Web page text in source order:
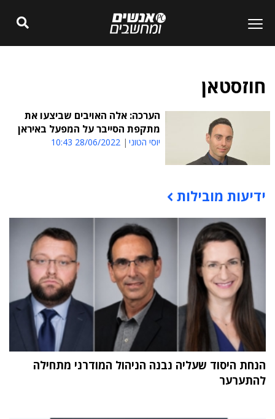
חוזסטאן
הערכה: אלה האויבים שביצעו את
מתקפת הסייבר על המפעל באיראן
יוסי הטוני 28/06/2022 10:43
תוכן פרסומי
ידיעות מובילות
הנחת היסוד שעליה נבנה הניהול המודרני מתחילה
להתערער